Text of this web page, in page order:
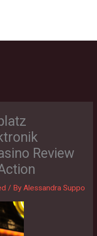
Review
/ By Alessandra Suppo